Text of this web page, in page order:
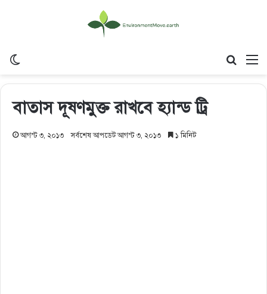
বাতাস দূষণমুক্ত রাখবে হ্যান্ড ট্রি
আগস্ট ৩, ২০১৩ সর্বশেষ আপডেট আগস্ট ৩, ২০১৩ ১ মিনিট